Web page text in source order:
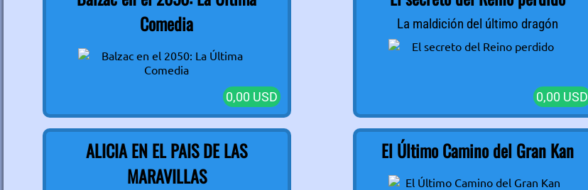
Comedia
0,00 USD
La maldición del último dragón
0,00 USD
ALICIA EN EL PAIS DE LAS
MARAVILLAS
El Último Camino del Gran Kan